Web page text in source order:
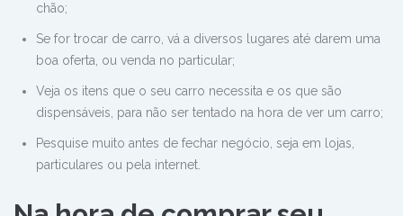
chão;
Se for trocar de carro, vá a diversos lugares até darem uma
boa oferta, ou venda no particular;
Veja os itens que o seu carro necessita e os que são
dispensáveis, para não ser tentado na hora de ver um carro;
Pesquise muito antes de fechar negócio, seja em lojas,
particulares ou pela internet.